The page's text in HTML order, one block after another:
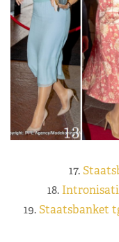
17.
18.
19. Staatsbanket